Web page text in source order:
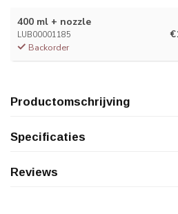
400 ml + nozzle
LUB00001185
Backorder
Productomschrijving
Specificaties
Reviews